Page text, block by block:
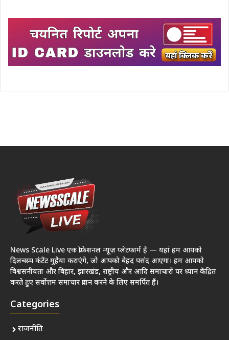
News Scale Live एक प्रोफेशनल न्यूज़ प्लेटफार्म है — यहां हम आपको
दिलचस्प कंटेंट मुहैया कराएंगे, जो आपको बेहद पसंद आएगा। हम आपको
विश्वसनीयता और बिहार, झारखंड, राष्ट्रीय और आदि समाचारों पर ध्यान केंद्रित
करते हुए सर्वोत्तम समाचार प्रदान करने के लिए समर्पित हैं।
Categories
राजनीति